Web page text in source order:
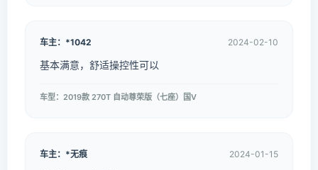
车主：*1042 2024-02-10
基本满意，舒适操控性可以
车型：2019款 270T 自动尊荣版（七座）国V
车主：*无痕 2024-01-15